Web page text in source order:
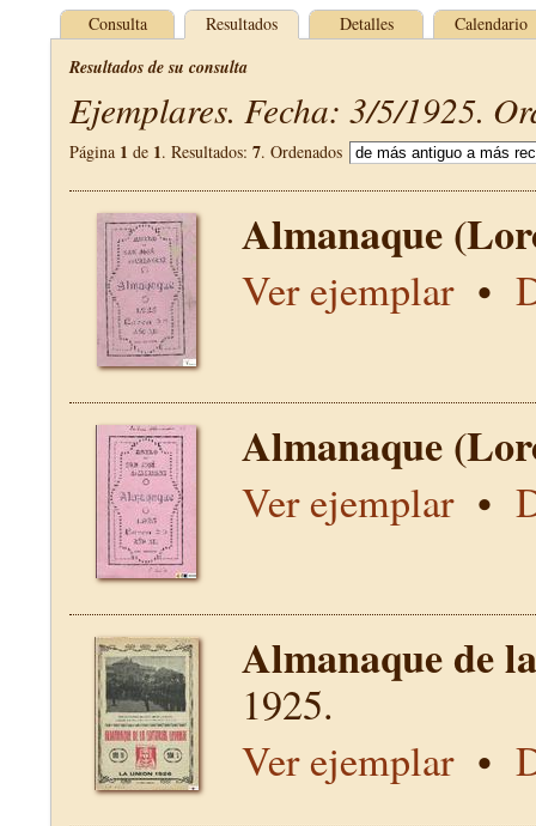
Consulta Resultados Detalles Calendario
Resultados de su consulta
Ejemplares. Fecha: 3/5/1925.
Página 1 de 1. Resultados: 7. Ordenados
Almanaque
Ver ejemplar•
Almanaque
Ver ejemplar•
Almanaque de
1925.
Ver ejemplar•